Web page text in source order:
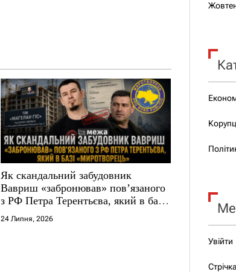
Як скандальний забудовник
Вавриш «забронював» повʼязаного
з РФ Петра Терентьєва, який в базі
«Миротворець»
24 Липня, 2026
Увійти